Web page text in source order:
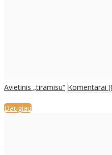
Avietinis „tiramisu“ Komentarai
Daugiau